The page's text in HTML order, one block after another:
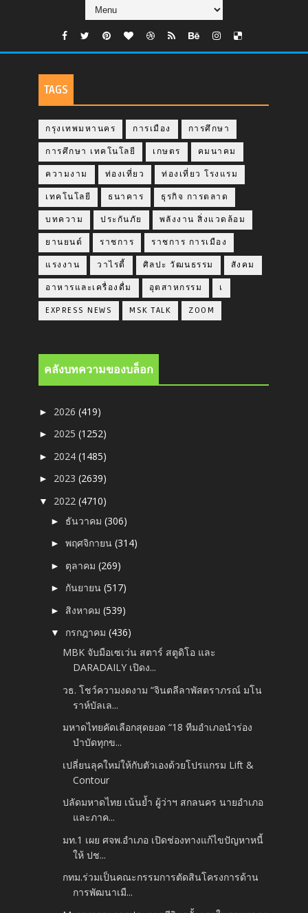
TAGS
กรุงเทพมหานคร การเมือง การศึกษา
การศึกษา เทคโนโลยี เกษตร คมนาคม
ความงาม ท่องเที่ยว ท่องเที่ยว โรงแรม
เทคโนโลยี ธนาคาร ธุรกิจ การตลาด
บทความ ประกันภัย พลังงาน สิ่งแวดล้อม
ยานยนต์ ราชการ ราชการ การเมือง
แรงงาน วาไรตี้ ศิลปะ วัฒนธรรม สังคม
อาหารและเครื่องดื่ม อุตสาหกรรม เ
EXPRESS NEWS MSK TALK ZOOM
คลังบทความของบล็อก
► 2026(419)
► 2025(1252)
► 2024(1485)
► 2023(2639)
▼ 2022(4710)
► ธันวาคม(306)
►พฤศจิกายน(314)
► ตุลาคม(269)
► กันยายน(517)
► สิงหาคม(539)
▼ กรกฎาคม(436)
MBK จับมือเซเว่น สตาร์ สตูดิโอ และ
DARADAILY เปิดง...
วธ. โชว์ความงดงาม “จินตลีลาพัสตราภรณ์ มโน
ราห์บัลเล...
มหาดไทยคัดเลือกสุดยอด “18 ทีมอำเภอนำร่อง
บำบัดทุกข...
เปลี่ยนลุคใหม่ให้กับตัวเองด้วยโปรแกรม Lift &
Contour
ปลัดมหาดไทย เน้นย้ำ ผู้ว่าฯ สกลนคร นายอำเภอ
และภาค...
มท.1 เผย ศจพ.อำเภอ เปิดช่องทางแก้ไขปัญหาหนี้
ให้ ปช...
กทม.ร่วมเป็นคณะกรรมการตัดสินโครงการด้าน
การพัฒนาเมื...